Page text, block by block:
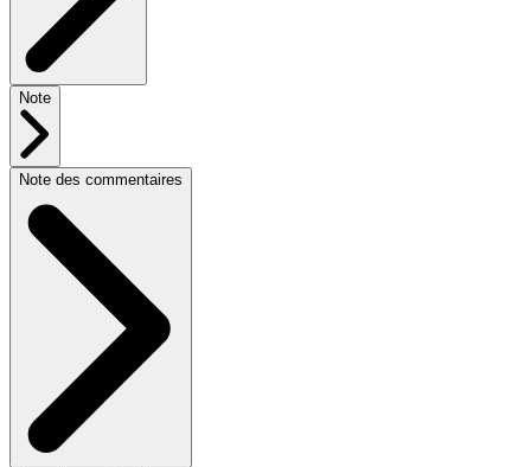
Note
Note des commentaires